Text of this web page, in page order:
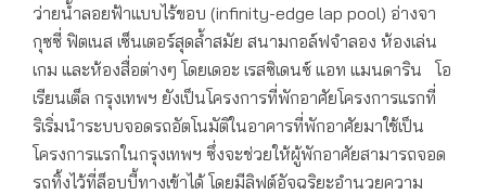
ว่ายน้ำลอยฟ้าแบบไร้ขอบ (infinity-edge lap pool) อ่างจา
กุซซี่ ฟิตเนส เซ็นเตอร์สุดล้ำสมัย สนามกอล์ฟจำลอง ห้องเล่น
เกม และห้องสื่อต่างๆ โดยเดอะ เรสซิเดนซ์ แอท แมนดาริน โอ
เรียนเต็ล กรุงเทพฯ ยังเป็นโครงการที่พักอาศัยโครงการแรกที่
ริเริ่มนำระบบจอดรถอัตโนมัติในอาคารที่พักอาศัยมาใช้เป็น
โครงการแรกในกรุงเทพฯ ซึ่งจะช่วยให้ผู้พักอาศัยสามารถจอด
รถทิ้งไว้ที่ล็อบบี้ทางเข้าได้ โดยมีลิฟต์อัจฉริยะอำนวยความ